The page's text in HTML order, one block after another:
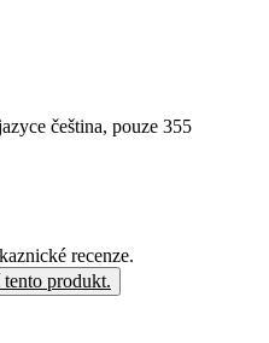
čeština, pouze 355
recenze.
produkt.